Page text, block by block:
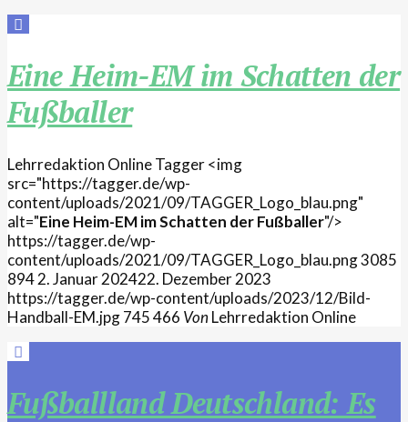
Eine Heim-EM im Schatten der
Fußballer
Lehrredaktion OnlineTagger<img
src="https://tagger.de/wp-
content/uploads/2021/09/TAGGER_Logo_blau.png"
alt="Eine Heim-EM im Schatten der Fußballer"/>
https://tagger.de/wp-
content/uploads/2021/09/TAGGER_Logo_blau.png3085
8942. Januar 202422. Dezember 2023
https://tagger.de/wp-content/uploads/2023/12/Bild-
Handball-EM.jpg745466 VonLehrredaktion Online
Fußballland Deutschland: Es